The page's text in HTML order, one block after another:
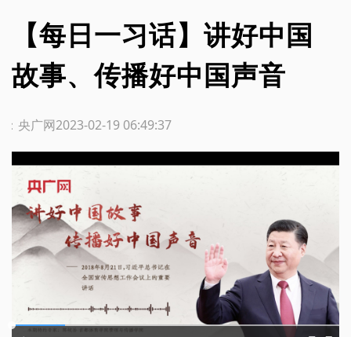
【每日一习话】讲好中国
故事、传播好中国声音
2023-02-19 06:49:37
：央广网